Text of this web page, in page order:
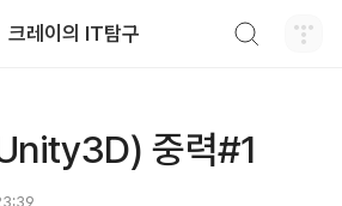
크레이의 IT탐구
중력#1